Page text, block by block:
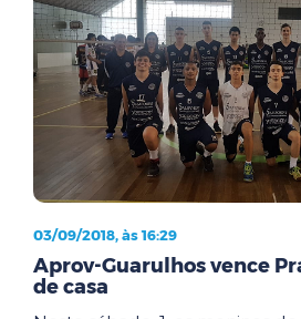
03/09/2018, às 16:29
Aprov-Guarulhos vence
de casa